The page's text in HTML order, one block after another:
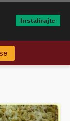
Instalirajte